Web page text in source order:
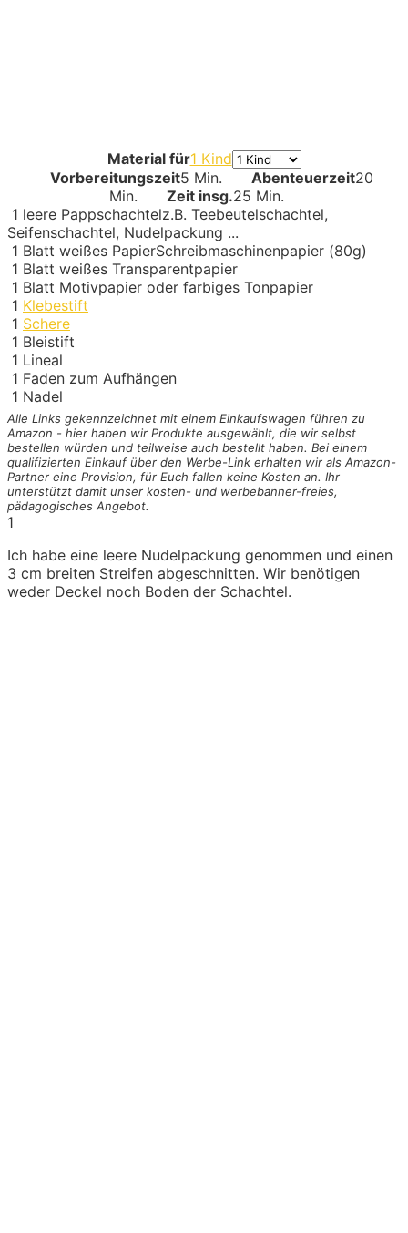
Material für1 Kind
Vorbereitungszeit5 Min. Abenteuerzeit20
Min.
Zeit insg.25 Min.
1 leere Pappschachtelz.B. Teebeutelschachtel,
Seifenschachtel, Nudelpackung ...
1 Blatt weißes PapierSchreibmaschinenpapier (80g)
1 Blatt weißes Transparentpapier
1 Blatt Motivpapier oder farbiges Tonpapier
1 Klebestift
1 Schere
1 Bleistift
1 Lineal
1 Faden zum Aufhängen
1 Nadel
Alle Links gekennzeichnet mit einem Einkaufswagen führen zu
Amazon - hier haben wir Produkte ausgewählt, die wir selbst
bestellen würden und teilweise auch bestellt haben. Bei einem
qualifizierten Einkauf über den Werbe-Link erhalten wir als Amazon-
Partner eine Provision, für Euch fallen keine Kosten an. Ihr
unterstützt damit unser kosten- und werbebanner-freies,
pädagogisches Angebot.
1
Ich habe eine leere Nudelpackung genommen und einen
3 cm breiten Streifen abgeschnitten. Wir benötigen
weder Deckel noch Boden der Schachtel.